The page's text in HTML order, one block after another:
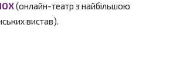
(онлайн-театр з найбільшою
вистав).